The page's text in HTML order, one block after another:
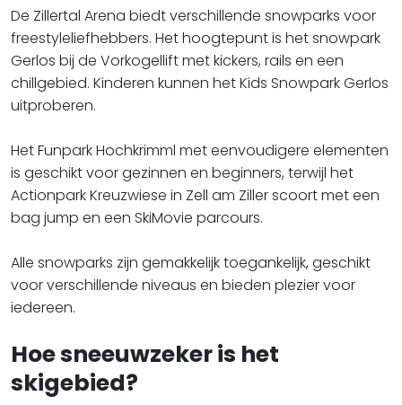
De Zillertal Arena biedt verschillende snowparks voor
freestyleliefhebbers. Het hoogtepunt is het snowpark
Gerlos bij de Vorkogellift met kickers, rails en een
chillgebied. Kinderen kunnen het Kids Snowpark Gerlos
uitproberen.
Het Funpark Hochkrimml met eenvoudigere elementen
is geschikt voor gezinnen en beginners, terwijl het
Actionpark Kreuzwiese in Zell am Ziller scoort met een
bag jump en een SkiMovie parcours.
Alle snowparks zijn gemakkelijk toegankelijk, geschikt
voor verschillende niveaus en bieden plezier voor
iedereen.
Hoe sneeuwzeker is het
skigebied?